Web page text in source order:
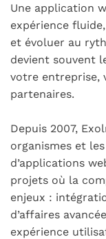
Une application
expérience
et évoluer au
devient souvent
votre entreprise,
partenaires.
Depuis 2007,
organismes et
d’applications
projets où la
enjeux :
d’affaires
expérience